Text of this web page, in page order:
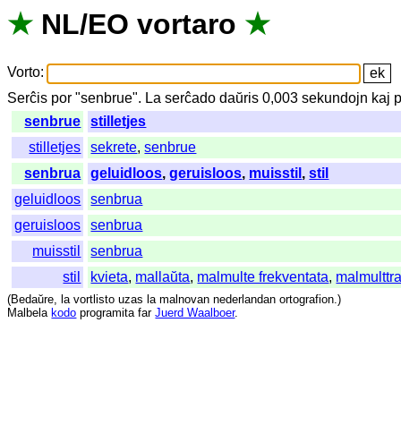
★ NL/EO vortaro ★
Vorto:
Serĉis por "senbrue". La serĉado daŭris 0,003sekundojn kaj
senbrue
stilletjes
stilletjes
sekrete,senbrue
senbrua
geluidloos,geruisloos, muisstil ,stil
geluidloos
senbrua
geruisloos
senbrua
muisstil
senbrua
stil
kvieta, mallaŭta, malmulte frekventata,
(Bedaŭre, la vortlisto uzas la malnovan nederlandan ortografion.)
Malbela kodo programita far Juerd Waalboer.